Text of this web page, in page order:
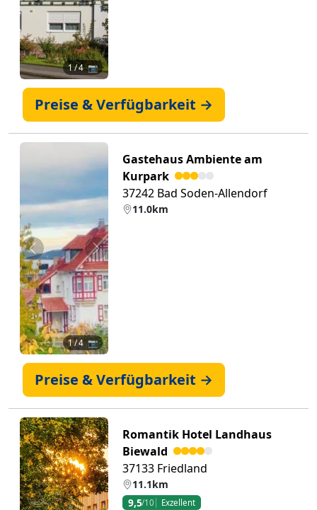
1/ 4 📷
Preise & Verfügbarkeit →
Zurück Weiter
1/ 4 📷
Gastehaus Ambiente am
Kurpark
37242 Bad Soden-Allendorf
11.0km
Preise & Verfügbarkeit →
Romantik Hotel Landhaus
Biewald
37133 Friedland
11.1km
9,5/10 Exzellent